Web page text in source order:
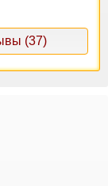
(37)